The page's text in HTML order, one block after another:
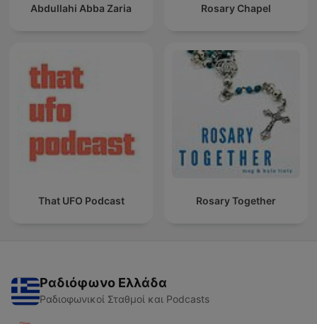
Abdullahi Abba Zaria Rosary Chapel
That UFO Podcast Rosary Together
Ραδιόφωνο Ελλάδα
Ραδιοφωνικοί Σταθμοί και Podcasts